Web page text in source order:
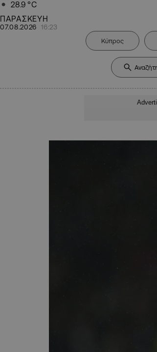
28.9 °C
ΠΑΡΑΣΚΕΥΗ
07.08.2026 16:23
Κύπρος